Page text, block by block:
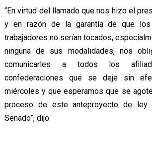
“En virtud del llamado que nos hizo el
y en razón de la garantía de que
trabajadores no serían tocados,
ninguna de sus modalidades, nos
comunicarles a todos los
confederaciones que se deje sin
miércoles y que esperamos que se
proceso de este anteproyecto de ley
Senado”, dijo.